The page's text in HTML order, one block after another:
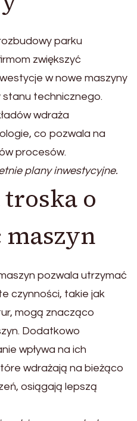
parku
zwiększyć
w nowe maszyny
stanu technicznego.
wdraża
co pozwala na
procesów.
plany inwestycyjne.
o
maszyn
pozwala utrzymać
czynności, takie jak
mogą znacząco
Dodatkowo
wpływa na ich
wdrażają na bieżąco
osiągają lepszą